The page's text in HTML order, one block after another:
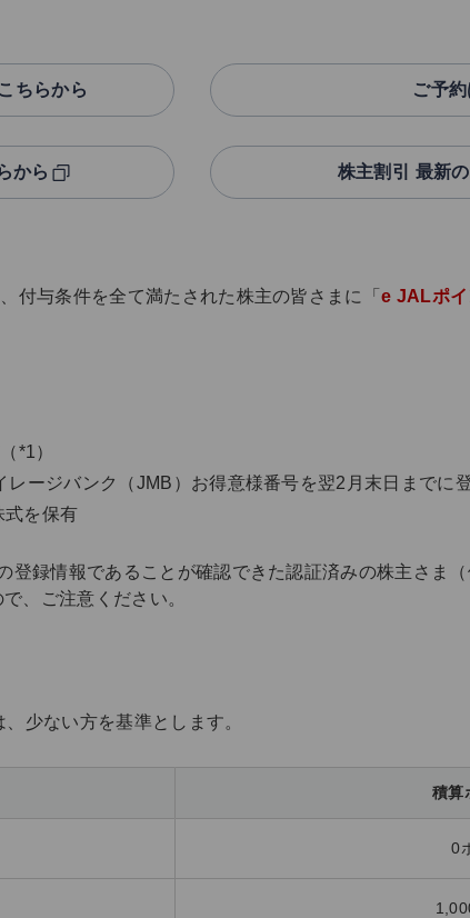
ちらから ご予
から 株主割引 最新
付与条件を全て満たされた株主の皆さまに「e JALポイ
*1）
ージバンク（JMB）お得意様番号を翌2月末日までに登
式を保有
録情報であることが確認できた認証済みの株主さま（
、ご注意ください。
少ない方を基準とします。
積算
0